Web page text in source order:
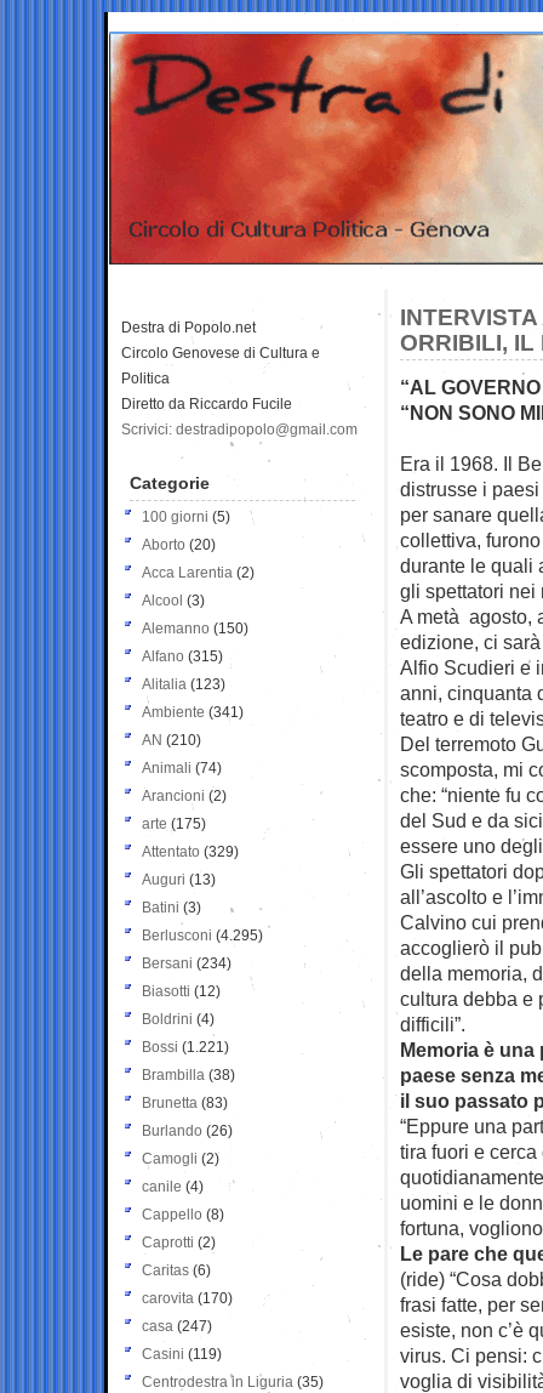
ORRIBILI, IL
“AL
“NON SONO
Era il 1968. Il
distrusse i
per sanare
collettiva,
durante le quali
gli spettatori nei
A metà agosto,
edizione, ci
Alfio Scudieri e
anni, cinquanta
teatro e di
Del terremoto
scomposta, mi
che: “niente fu
del Sud e da
essere uno
Gli spettatori
all’ascolto e
Calvino cui
accoglierò il
della memoria,
cultura debba e
difficili”.
Memoria è
paese senza
il suo passato
“Eppure una
tira fuori e
uomini e le
fortuna,
Le pare che
(ride) “Cosa
frasi fatte, per
esiste, non c’è
virus. Ci pensi:
voglia di
Destra di Popolo.net
Circolo Genovese di Cultura e
Politica
Diretto da Riccardo Fucile
Scrivici: destradipopolo@gmail.com
Categorie
100 giorni (5)
Aborto (20)
Acca Larentia (2)
Alcool (3)
Alemanno (150)
Alfano (315)
Alitalia (123)
Ambiente (341)
AN (210)
Animali (74)
Arancioni (2)
arte (175)
Attentato (329)
Auguri (13)
Batini (3)
Berlusconi (4.295)
Bersani (234)
Biasotti (12)
Boldrini (4)
Bossi (1.221)
Brambilla (38)
Brunetta (83)
Burlando (26)
Camogli (2)
canile (4)
Cappello (8)
Caprotti (2)
Caritas (6)
carovita (170)
casa (247)
Casini (119)
Centrodestra in Liguria (35)